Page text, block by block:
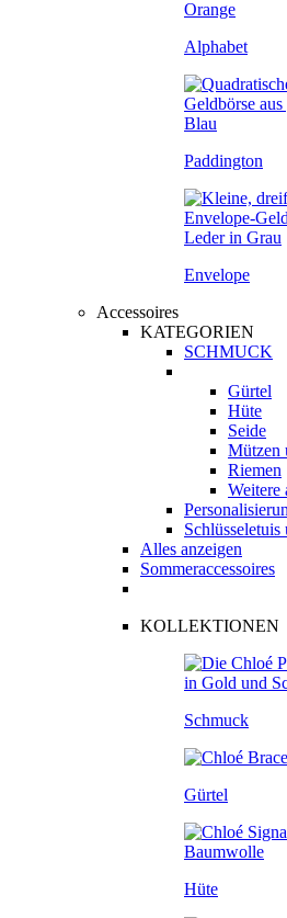
Alphabet
Paddington
Envelope
Accessoires
KATEGORIEN
SCHMUCK
Gürtel
Hüte
Seide
Mützen
Riemen
Weitere
Schlüsseletuis
Alles anzeigen
Sommeraccessoires
KOLLEKTIONEN
Schmuck
Gürtel
Hüte